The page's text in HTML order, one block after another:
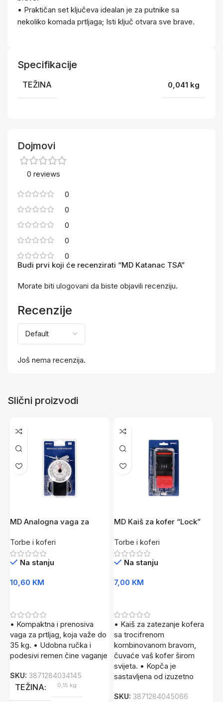
• Praktičan set ključeva idealan je za putnike sa
nekoliko komada prtljaga; Isti ključ otvara sve brave.
Specifikacije
TEŽINA 0,041 kg
Dojmovi
0 reviews
0
0
0
0
0
Recenzije
Još nema recenzija.
Budi prvi koji će recenzirati “MD Katanac TSA”
Morate biti ulogovani da biste objavili recenziju.
Slični proizvodi
MD Analogna vaga za
Torbe i koferi
Na stanju
10,60 KM
• Kompaktna i prenosiva
vaga za prtljag, koja važe do
35 kg. • Udobna ručka i
podesivi remen čine vaganje
SKU: 3871284034145
TEŽINA 0,15 kg
MD Kaiš za kofer “Lock”
Torbe i koferi
Na stanju
7,00 KM
• Kaiš za zatezanje kofera
sa trocifrenom
kombinovanom bravom,
čuvaće vaš kofer širom
svijeta. • Kopča je
sastavljena od izuzetno
SKU: 3871284045066